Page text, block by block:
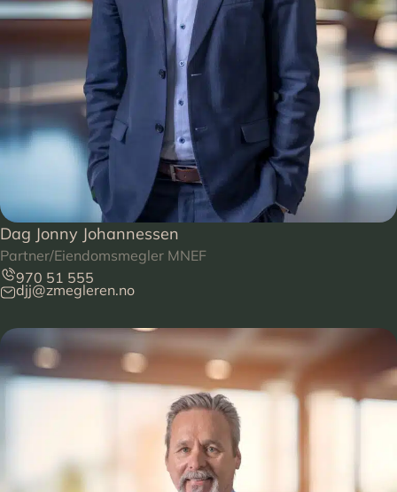
Dag Jonny Johannessen
Partner/Eiendomsmegler MNEF
970 51 555
djj@zmegleren.no